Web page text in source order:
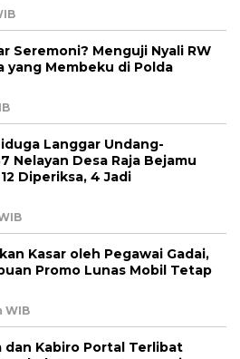
Seremoni? Menguji Nyali RW
yang Membeku di Polda
Langgar Undang-
Nelayan Desa Raja Bejamu
Diperiksa, 4 Jadi
Kasar oleh Pegawai Gadai,
Promo Lunas Mobil Tetap
WIB
dan Kabiro Portal Terlibat